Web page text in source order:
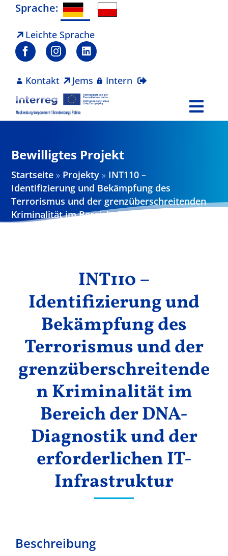
Zum
springen
Sprache:
Leichte Sprache
Kontakt Jems Intern
Projekte
Aktuelles
Bewilligtes Projekt
Startseite » Projekty » INT110 –
Identifizierung und Bekämpfung des
Terrorismus und der grenzüberschreitenden
Kriminalität im Bereich der DNA-Diagnostik
INT110 –
Identifizierung und
Bekämpfung des
Terrorismus und der
grenzüberschreitende
n Kriminalität im
Bereich der DNA-
Diagnostik und der
erforderlichen IT-
Infrastruktur
Beschreibung